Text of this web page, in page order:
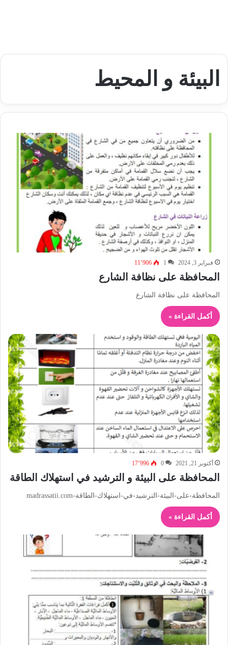
البيئة و المحيط
فبراير 3, 2024 1 11٬906
المحافظة على نظافة الشارع
المحافظة على نظافة الشارع
أكمل القراءة »
أكتوبر 21, 2021 0 17٬996
المحافظة على البيئة و الترشيد في استهلاك الطاقة
المحافظة-على-البيئة-الترشيد-في-استهلاك-الطاقة-madrassatii.com
أكمل القراءة »